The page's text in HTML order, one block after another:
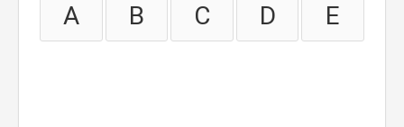
A B C D E